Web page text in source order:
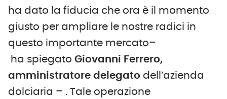
ha dato la fiducia che ora è il momento
giusto per ampliare le nostre radici in
questo importante mercato–
ha spiegato Giovanni Ferrero,
amministratore delegato dell’azienda
dolciaria – . Tale operazione